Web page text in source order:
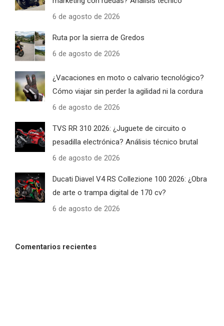
6 de agosto de 2026
Ruta por la sierra de Gredos
6 de agosto de 2026
¿Vacaciones en moto o calvario tecnológico?
Cómo viajar sin perder la agilidad ni la cordura
6 de agosto de 2026
TVS RR 310 2026: ¿Juguete de circuito o
pesadilla electrónica? Análisis técnico brutal
6 de agosto de 2026
Ducati Diavel V4 RS Collezione 100 2026: ¿Obra
de arte o trampa digital de 170 cv?
6 de agosto de 2026
Comentarios recientes